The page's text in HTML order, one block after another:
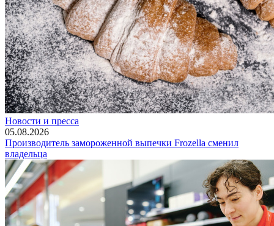
Новости и пресса
05.08.2026
Производитель замороженной выпечки Frozella сменил
владельца